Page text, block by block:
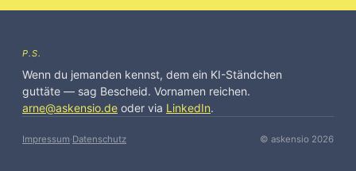
P.S.
Wenn du jemanden kennst, dem ein KI-Ständchen
guttäte — sag Bescheid. Vornamen reichen.
arne@askensio.de oder via LinkedIn.
Impressum·Datenschutz © askensio 2026